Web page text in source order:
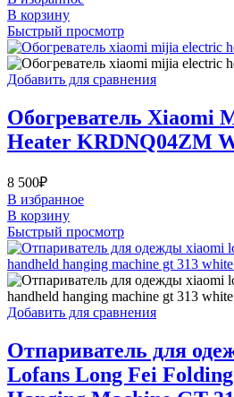
В корзину
Быстрый просмотр
Добавить для сравнения
Обогреватель Xiaomi
Heater KRDNQ04ZM
8 500₽
В избранное
В корзину
Быстрый просмотр
Добавить для сравнения
Отпариватель для
Lofans Long Fei